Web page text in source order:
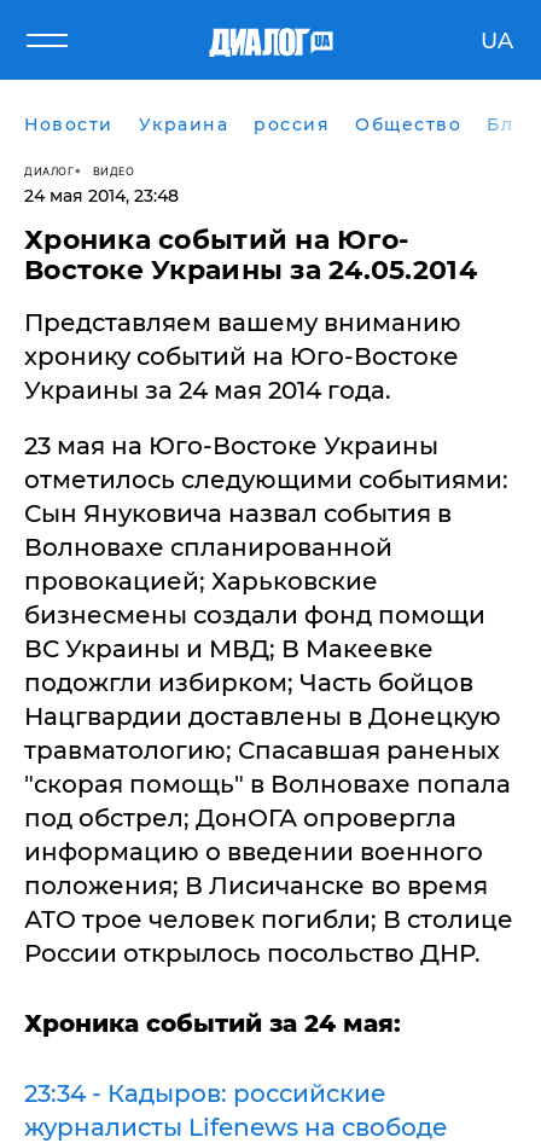
UA
Новости Украина россия Общество
ДИАЛОГ ВИДЕО
24 мая 2014, 23:48
Хроника событий на Юго-
Востоке Украины за 24.05.2014
Представляем вашему вниманию
хронику событий на Юго-Востоке
Украины за 24 мая 2014 года.
23 мая на Юго-Востоке Украины
отметилось следующими событиями:
Сын Януковича назвал события в
Волновахе спланированной
провокацией; Харьковские
бизнесмены создали фонд помощи
ВС Украины и МВД; В Макеевке
подожгли избирком; Часть бойцов
Нацгвардии доставлены в Донецкую
травматологию; Спасавшая раненых
"скорая помощь" в Волновахе попала
под обстрел; ДонОГА опровергла
информацию о введении военного
положения; В Лисичанске во время
АТО трое человек погибли; В столице
России открылось посольство ДНР.
Хроника событий за 24 мая:
23:34 - Кадыров: российские
журналисты Lifenews на свободе